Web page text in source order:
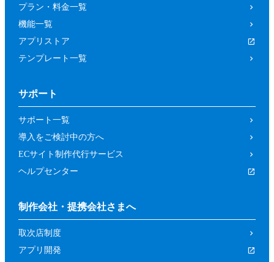
プラン・料金一覧
機能一覧
アプリストア
テンプレート一覧
サポート
サポート一覧
導入をご検討中の方へ
ECサイト制作代行サービス
ヘルプセンター
制作会社・提携会社さまへ
取次店制度
アプリ開発